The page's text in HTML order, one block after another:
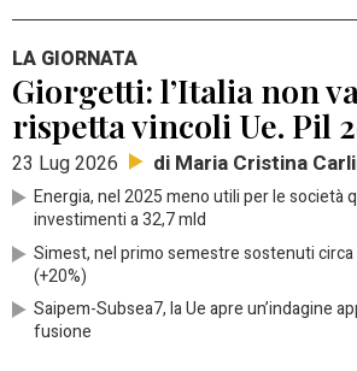
LA GIORNATA
Giorgetti: l’Italia non
rispetta vincoli Ue. Pil
23 Lug 2026 di Maria Cristina
Energia, nel 2025 meno utili per le società
investimenti a 32,7 mld
Simest, nel primo semestre sostenuti
(+20%)
Saipem-Subsea7, la Ue apre un’indagine
fusione